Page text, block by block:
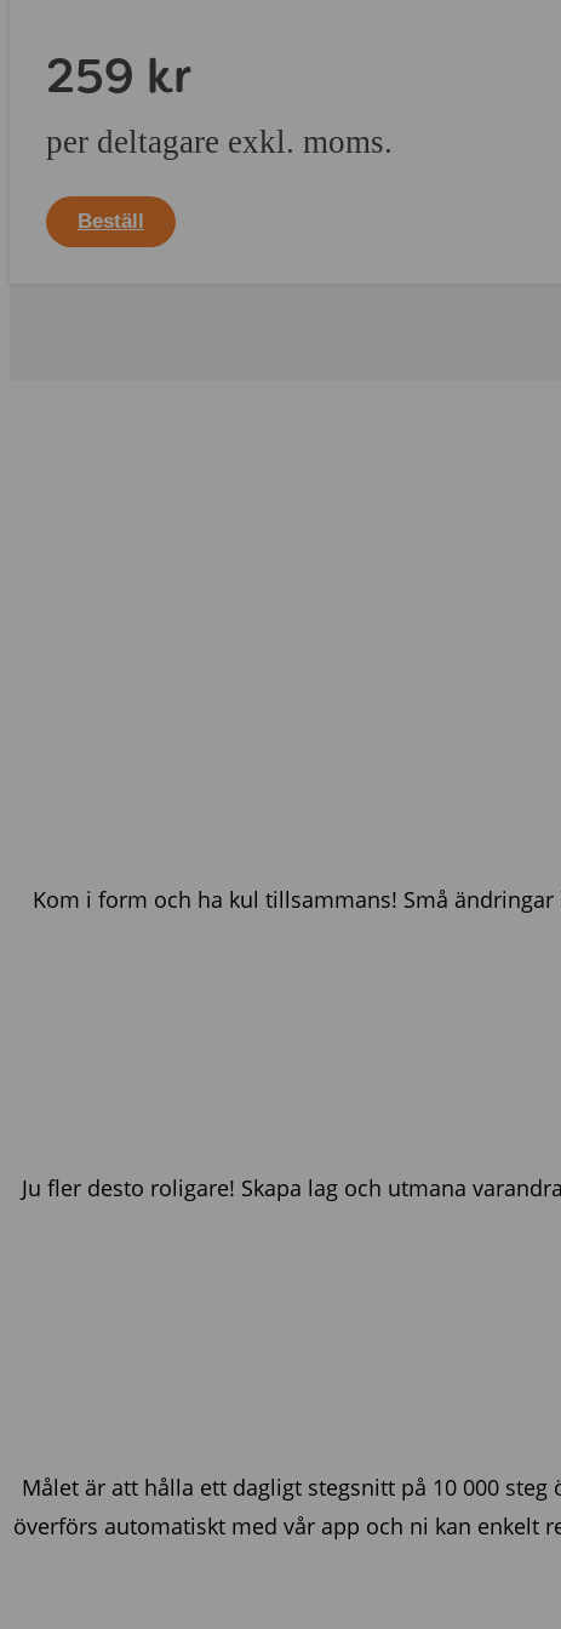
259 kr
per deltagare exkl. moms.
Beställ
Kom i form och ha kul tillsammans! Små
Ju fler desto roligare! Skapa lag och utmana
Målet är att hålla ett dagligt stegsnitt på 10 000
överförs automatiskt med vår app och ni kan enkelt